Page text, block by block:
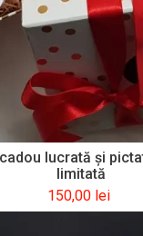
lucrată şi
limitată
150,00 lei